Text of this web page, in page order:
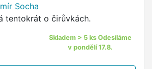
Socha
tentokrát o čirůvkách.
Skladem > 5 ks Odesíláme
v pondělí 17.8.